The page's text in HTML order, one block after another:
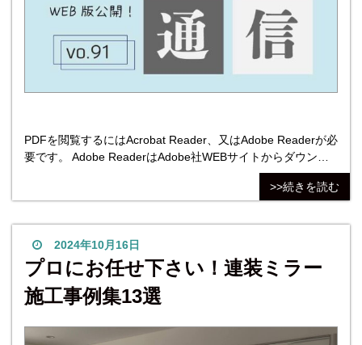
PDFを閲覧するにはAcrobat Reader、又はAdobe Readerが必
要です。 Adobe ReaderはAdobe社WEBサイトからダウンロ
日は「鏡の日」ということで、コダマガラスが推しているミ
>>続きを読む
2024年10月16日
プロにお任せ下さい！連装ミラー
施工事例集13選